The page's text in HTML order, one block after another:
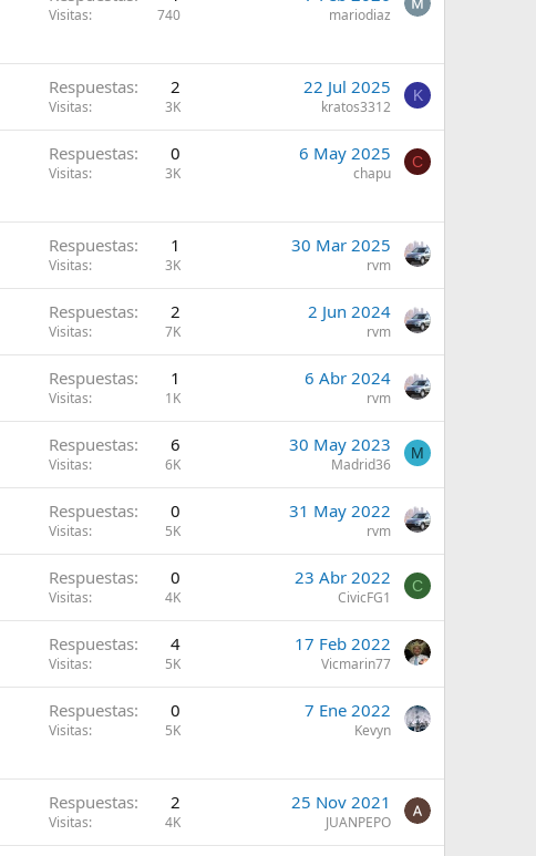
Visitas 740 mariodiaz
Respuestas 2
Visitas 3K
22 Jul 2025
kratos3312
K
Respuestas 0
Visitas 3K
6 May 2025
chapu
C
Respuestas 1
Visitas 3K
30 Mar 2025
rvm
Respuestas 2
Visitas 7K
2 Jun 2024
rvm
Respuestas 1
Visitas 1K
6 Abr 2024
rvm
Respuestas 6
Visitas 6K
30 May 2023
Madrid36
M
Respuestas 0
Visitas 5K
31 May 2022
rvm
Respuestas 0
Visitas 4K
23 Abr 2022
CivicFG1
C
Respuestas 4
Visitas 5K
17 Feb 2022
Vicmarin77
Respuestas 0
Visitas 5K
7 Ene 2022
Kevyn
Respuestas 2
Visitas 4K
25 Nov 2021
JUANPEPO